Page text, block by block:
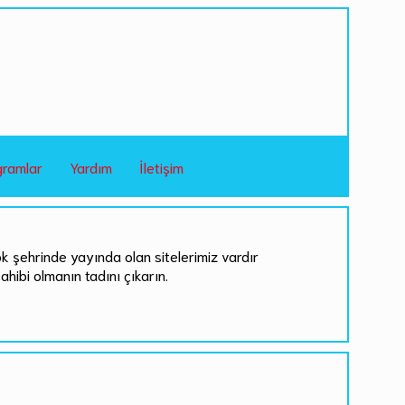
Yardım İletişim
yayında olan sitelerimiz vardır
olmanın tadını çıkarın.